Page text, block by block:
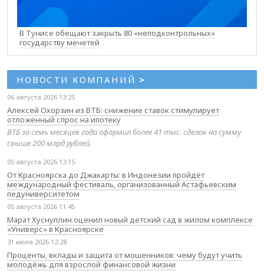
В Тунисе обещают закрыть 80 «неподконтрольных»
государству мечетей
НОВОСТИ КОМПАНИЙ >
06 августа 2026 13:25
Алексей Охорзин из ВТБ: снижение ставок стимулирует
отложенный спрос на ипотеку
ВТБ за семь месяцев года оформил более 41 тыс. сделок на сумму
свыше 200 млрд рублей.
05 августа 2026 13:15
От Красноярска до Джакарты: в Индонезии пройдёт
международный фестиваль, организованный Астафьевским
педуниверситетом
05 августа 2026 11:45
Марат Хуснуллин оценил новый детский сад в жилом комплексе
«Универс» в Красноярске
31 июля 2026 12:28
Проценты, вклады и защита от мошенников: чему будут учить
молодёжь для взрослой финансовой жизни